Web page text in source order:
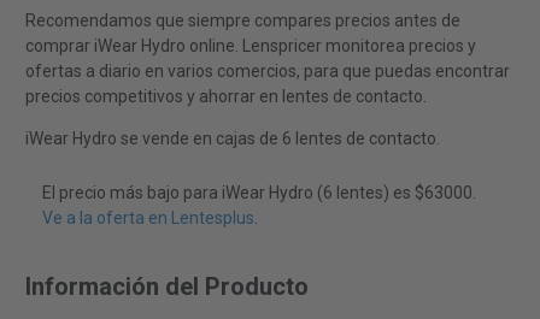
Recomendamos que siempre compares precios antes de
comprar iWear Hydro online. Lenspricer monitorea precios y
ofertas a diario en varios comercios, para que puedas encontrar
precios competitivos y ahorrar en lentes de contacto.
iWear Hydro se vende en cajas de 6 lentes de contacto.
El precio más bajo para iWear Hydro (6 lentes) es $63000.
Ve a la oferta en Lentesplus.
Información del Producto